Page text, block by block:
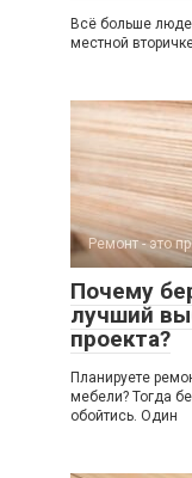
Всё больше
местной
Ремонт - это
Почему
лучший
проекта?
Планируете
мебели? Тогда
обойтись. Один